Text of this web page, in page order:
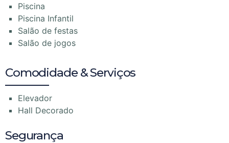
Piscina
Piscina Infantil
Salão de festas
Salão de jogos
Comodidade & Serviços
Elevador
Hall Decorado
Segurança